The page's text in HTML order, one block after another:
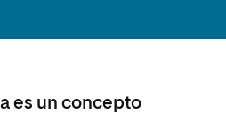
es un concepto